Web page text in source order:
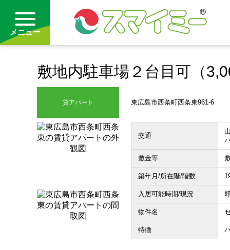
メニュー
お気に入り
敷地内駐車場２台目可（
貸アパート 東広島市西条町西条東961-6
交通
敷金等
築年月/所在階/階数
入居可能時期/現況
物件名
特徴